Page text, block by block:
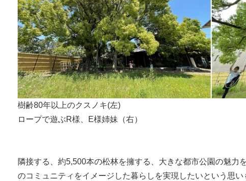
樹齢80年以上のクスノキ(左)
ロープで遊ぶR様、E様姉妹（右）
隣接する、約5,500本の松林を擁する、大きな都市公園の魅力
のコミュニティをイメージした暮らしを実現したいという思い